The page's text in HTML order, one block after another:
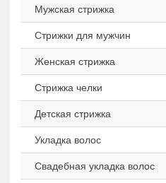
Мужская стрижка
Стрижки для мужчин
Женская стрижка
Стрижка челки
Детская стрижка
Укладка волос
Свадебная укладка волос